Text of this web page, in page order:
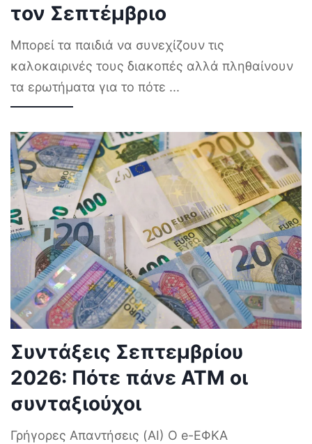
τον Σεπτέμβριο
Μπορεί τα παιδιά να συνεχίζουν τις
καλοκαιρινές τους διακοπές αλλά πληθαίνουν
τα ερωτήματα για το πότε ...
Συντάξεις Σεπτεμβρίου
2026: Πότε πάνε ΑΤΜ οι
συνταξιούχοι
Γρήγορες Απαντήσεις (AI) Ο e-ΕΦΚΑ